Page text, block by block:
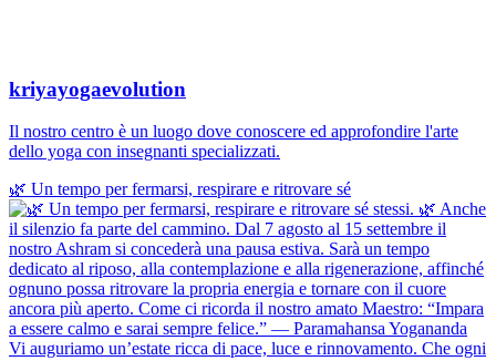
kriyayogaevolution
Il nostro centro è un luogo dove conoscere ed approfondire l'arte
dello yoga con insegnanti specializzati.
🌿 Un tempo per fermarsi, respirare e ritrovare sé